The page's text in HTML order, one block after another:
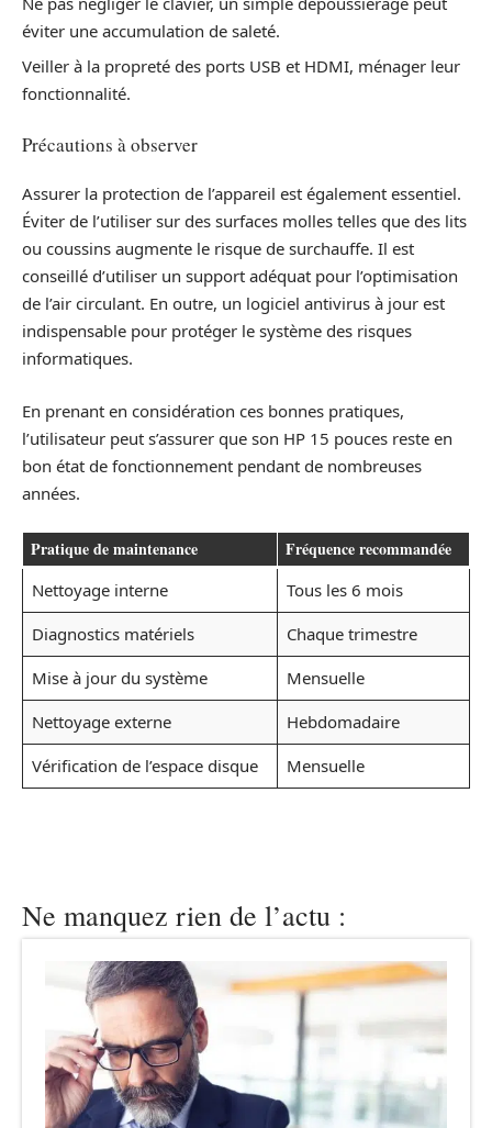
éviter une accumulation de saleté.
Veiller à la propreté des ports USB et HDMI, ménager leur
fonctionnalité.
Précautions à observer
Assurer la protection de l’appareil est également essentiel.
Éviter de l’utiliser sur des surfaces molles telles que des lits
ou coussins augmente le risque de surchauffe. Il est
conseillé d’utiliser un support adéquat pour l’optimisation
de l’air circulant. En outre, un logiciel antivirus à jour est
indispensable pour protéger le système des risques
informatiques.
En prenant en considération ces bonnes pratiques,
l’utilisateur peut s’assurer que son HP 15 pouces reste en
bon état de fonctionnement pendant de nombreuses
années.
Pratique de maintenance Fréquence recommandée
Nettoyage interne
Tous les 6 mois
Diagnostics matériels
Chaque trimestre
Mise à jour du système
Mensuelle
Nettoyage externe
Hebdomadaire
Vérification de l’espace disque
Mensuelle
Ne manquez rien de l’actu :